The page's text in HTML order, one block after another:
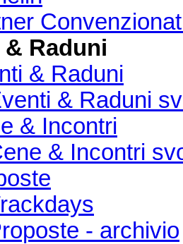
Raduni
& Raduni
& Raduni
& Incontri
& Incontri
- archivio